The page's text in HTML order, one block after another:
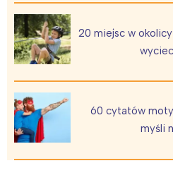
20 miejsc w
60 cytatów
myśli